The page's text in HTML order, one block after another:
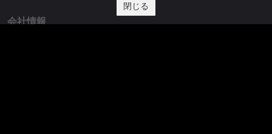
会社情報
閉じる